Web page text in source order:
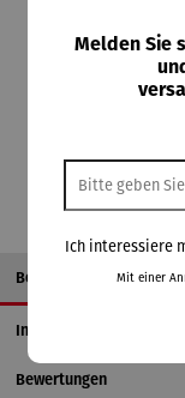
Beschreibung
Informationen zum
Bewertungen
Melden Sie
Ich interessiere
Mit einer